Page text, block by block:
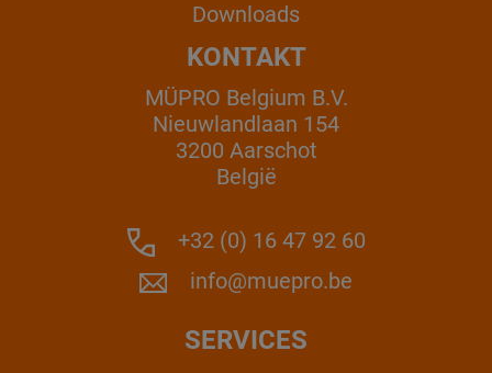
Downloads
KONTAKT
MÜPRO Belgium B.V.
Nieuwlandlaan 154
3200 Aarschot
België
+32 (0) 16 47 92 60
info@muepro.be
SERVICES